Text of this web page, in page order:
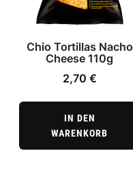
Chio Tortillas Nacho
Cheese 110g
2,70 €
IN DEN
WARENKORB